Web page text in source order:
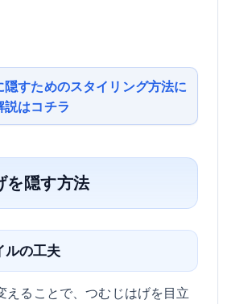
すためのスタイリング方法に
はコチラ
を隠す方法
ルの工夫
えることで、つむじはげを目立